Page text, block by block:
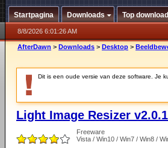
Startpagina Downloads Top
8/8/2026 6:01:26 AM
AfterDawn > Downloads > Desktop >
Dit is een oude versie van deze software. Je
Light Image Resizer
Freeware
Vista / Win10 / Win7 / Win8 /